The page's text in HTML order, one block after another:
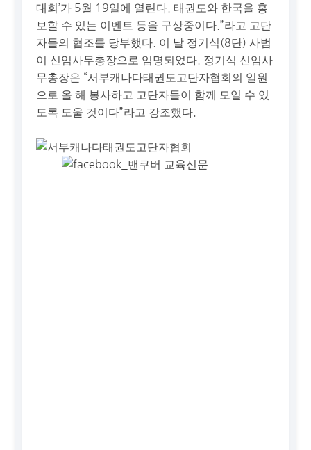
대회’가 5월 19일에 열린다. 태권도와 한국을 홍
보할 수 있는 이벤트 등을 구상중이다.”라고 고단
자들의 협조를 당부했다. 이 날 정기식(8단) 사범
이 신임사무총장으로 임명되었다. 정기식 신임사
무총장은 “서부캐나다태권도고단자협회의 일원
으로 올 해 봉사하고 고단자들이 함께 모일 수 있
도록 도울 것이다”라고 강조했다.